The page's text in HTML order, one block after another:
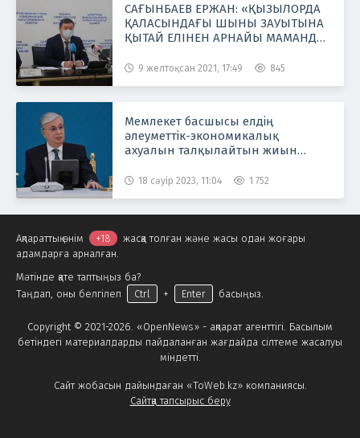
САҒЫНБАЕВ ЕРЖАН: «ҚЫЗЫЛОРДА
ҚАЛАСЫНДАҒЫ ШЫНЫ ЗАУЫТЫНА
ҚЫТАЙ ЕЛІНЕН АРНАЙЫ МАМАНДАР
9 желтоқсан 2021, 17:49 845
Мемлекет басшысы елдің
әлеуметтік-экономикалық
ахуалын талқылайтын жиын
18 сәуір 2023, 11:04 1 752
Copyright © 2021-2026. «OpenNews» - ақпарат агенттігі. Басылым
бетіндегі материалдарды пайдаланған жағдайда сілтеме жасалуы
міндетті.
Сайт жобасын дайындаған «ToWeb.kz» компаниясы.
Сайтқа тапсырыс беру
Ақпараттық өнім +18
жасқа толған және жасы одан жоғары
адамдарға арналған.
Мәтінде қате таптыңыз ба?
Таңдап, оны белгілеп
Ctrl + Enter басыңыз.